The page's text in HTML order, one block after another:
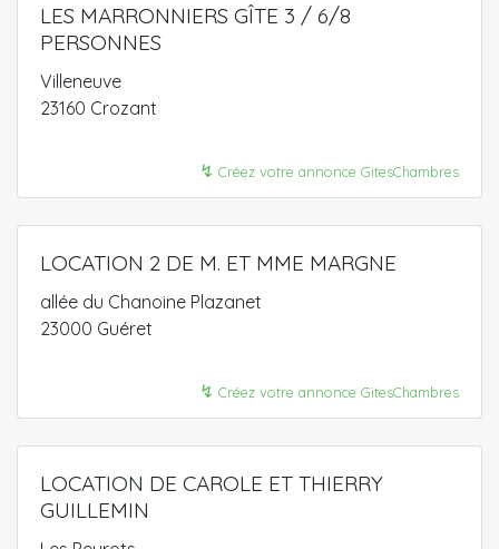
LES MARRONNIERS GÎTE 3 / 6/8
PERSONNES
Villeneuve
23160 Crozant
↯ Créez votre annonce GitesChambres
LOCATION 2 DE M. ET MME MARGNE
allée du Chanoine Plazanet
23000 Guéret
↯ Créez votre annonce GitesChambres
LOCATION DE CAROLE ET THIERRY
GUILLEMIN